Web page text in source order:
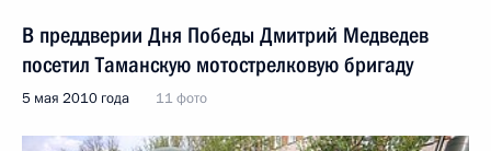
В преддверии Дня Победы Дмитрий Медведев
посетил Таманскую мотострелковую бригаду
5 мая 2010 года 11 фото